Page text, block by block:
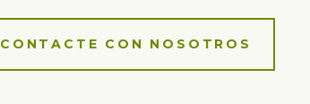
CONTACTE CON NOSOTROS